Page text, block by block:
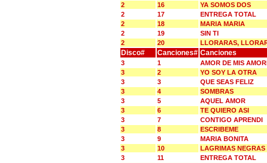
2
16
YA SOMOS DOS
2
17
ENTREGA TOTAL
2
18
MARIA MARIA
2
19
SIN TI
2
20 LLORARAS,
Disco# Canciones# Canciones
3 1
AMOR DE MIS
3
2
YO SOY LA OTRA
3
3
QUE SEAS FELIZ
3
4
SOMBRAS
3
5
AQUEL AMOR
3
6
TE QUIERO ASI
3
7
CONTIGO APRENDI
3
8
ESCRIBEME
3
9
MARIA BONITA
3
10
LAGRIMAS NEGRAS
3
11
ENTREGA TOTAL